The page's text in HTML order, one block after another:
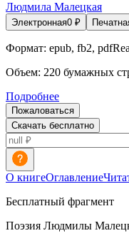
Людмила Малецкая
Электронная0 ₽
Формат: epub, fb2,
Объем: 220 бумажных
Подробнее
Пожаловаться
Скачать бесплатно
О книгеОглавление
Бесплатный фрагмент
Поэзия Людмилы